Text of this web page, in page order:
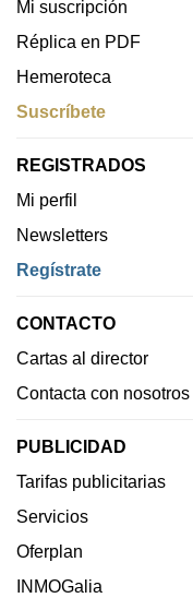
Mi suscripción
Réplica en PDF
Hemeroteca
Suscríbete
REGISTRADOS
Mi perfil
Newsletters
Regístrate
CONTACTO
Cartas al director
Contacta con nosotros
PUBLICIDAD
Tarifas publicitarias
Servicios
Oferplan
INMOGalia